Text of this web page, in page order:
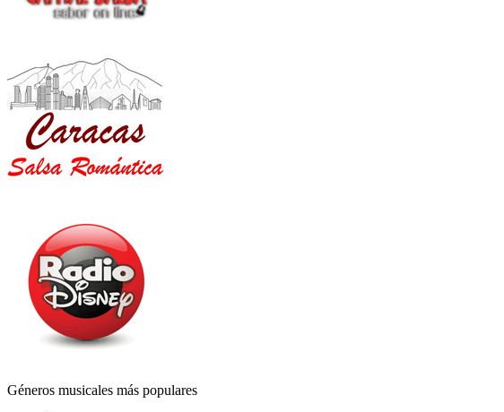
Géneros musicales más populares